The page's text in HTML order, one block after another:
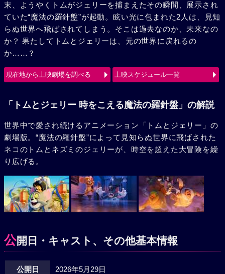
末、ようやくトムがジェリーを捕まえたその瞬間、展示され
ていた“魔法の羅針盤”が起動。眩い光に包まれた2人は、見知
らぬ世界へ飛ばされてしまう。そこは過去なのか、未来なの
か？ 果たしてトムとジェリーは、元の世界に戻れるの
か……？
現在地から上映劇場を調べる 上映スケジュール一覧
「トムとジェリー 時をこえる魔法の羅針盤」の解説
世界中で愛され続けるアニメーション「トムとジェリー」の
劇場版。“魔法の羅針盤”によって見知らぬ世界に飛ばされた
ネコのトムとネズミのジェリーが、時空を超えた大冒険を繰
り広げる。
公開日・キャスト、その他基本情報
公開日 2026年5月29日